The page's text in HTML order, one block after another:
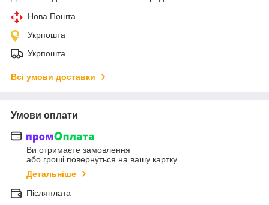
Нова Пошта
Укрпошта
Укрпошта
Всі умови доставки
Умови оплати
Ви отримаєте замовлення
або гроші повернуться на вашу картку
Детальніше
Післяплата